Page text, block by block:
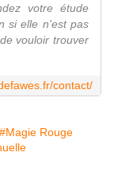
votre étude
si elle n'est pas
vouloir trouver
contact/
#Magie Rouge